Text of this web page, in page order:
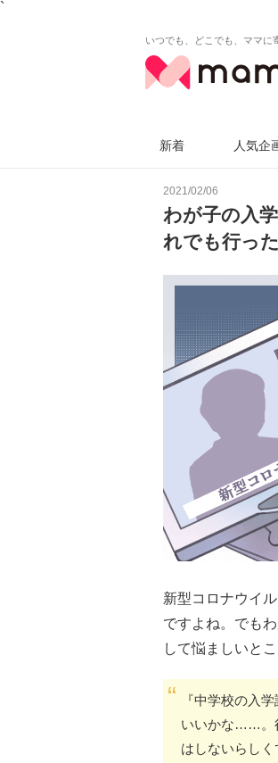
`
いつでも、どこでも、ママに
新着 人気企
2021/02/06
わが子の入
れでも行っ
新型コロナウイ
ですよね。でも
して悩ましいとこ
『中学校の入
いいかな……。
はしないらし